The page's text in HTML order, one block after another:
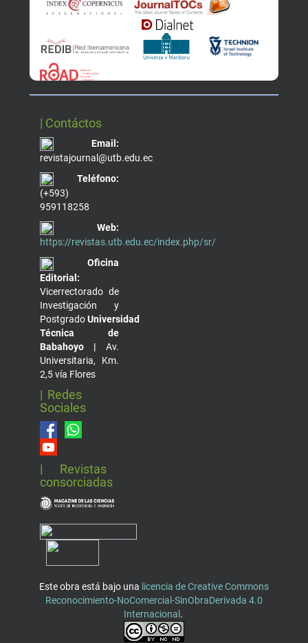
| Contáctos
Email:
revistajournal@utb.edu.ec
Teléfono:
(+593)
959118258
Web:
https://revistas.utb.edu.ec/index.php/sr/
Oficina
Editorial:
Vicerrectorado de
Investigación y
PostgradoUniversidad
Técnica de
Babahoyo | Av.
Universitaria, Km.
2,5 vía Flores
| Redes
Sociales
| Revistas
consorciadas
Este obra está bajo una licencia de Creative Commons
Reconocimiento-NoComercial-SinObraDerivada 4.0
Internacional .